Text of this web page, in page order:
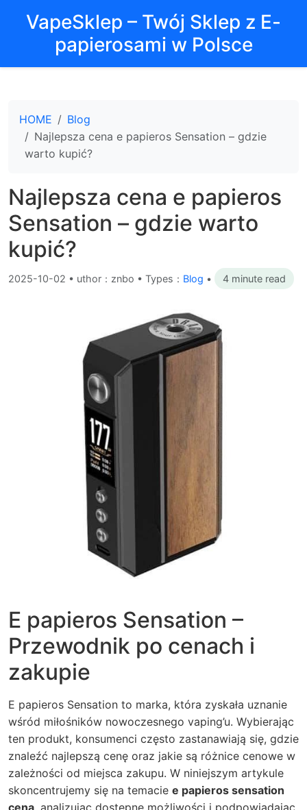
VapeSklep – Twój Sklep z E-
papierosami w Polsce
HOME
Blog
Najlepsza cena e papieros Sensation – gdzie
warto kupić?
Najlepsza cena e papieros
Sensation – gdzie warto
kupić?
2025-10-02 • uthor：znbo • Types： Blog • 4 minute read
E papieros Sensation –
Przewodnik po cenach i
zakupie
E papieros Sensation to marka, która zyskała uznanie
wśród miłośników nowoczesnego vaping’u. Wybierając
ten produkt, konsumenci często zastanawiają się, gdzie
znaleźć najlepszą cenę oraz jakie są różnice cenowe w
zależności od miejsca zakupu. W niniejszym artykule
skoncentrujemy się na temacie e papieros sensation
cena, analizując dostępne możliwości i podpowiadając,